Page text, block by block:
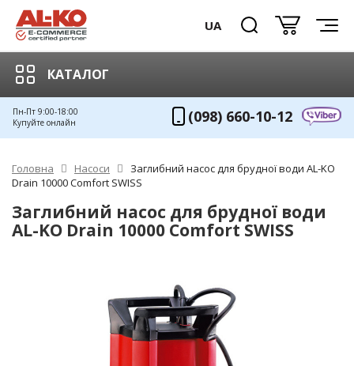
UA
КАТАЛОГ
Пн-Пт 9:00-18:00
Купуйте онлайн
(098) 660-10-12
Головна Насоси
Заглибний насос для брудної води AL-KO
Drain 10000 Comfort SWISS
Заглибний насос для брудної води
AL-KO Drain 10000 Comfort SWISS